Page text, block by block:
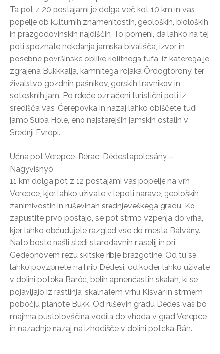
Ta pot z 20 postajami je dolga več kot 10 km in vas
popelje ob kulturnih znamenitostih, geoloških, bioloških
in prazgodovinskih najdiščih. To pomeni, da lahko na tej
poti spoznate nekdanja jamska bivališča, izvor in
posebne površinske oblike riolitnega tufa, iz katerega je
zgrajena Bükkkalja, kamnitega rojaka Ördögtorony, ter
živalstvo gozdnih pašnikov, gorskih travnikov in
sotesknih jam. Po rdeče označeni turistični poti iz
središča vasi Čerepovka in nazaj lahko obiščete tudi
jamo Suba Hole, eno najstarejših jamskih ostalin v
Srednji Evropi.
Učna pot Verepce-Bérac, Dédestapolcsány –
Nagyvisnyó
11 km dolga pot z 12 postajami vas popelje na vrh
Verepce, kjer lahko uživate v lepoti narave, geoloških
zanimivostih in ruševinah srednjeveškega gradu. Ko
zapustite prvo postajo, se pot strmo vzpenja do vrha,
kjer lahko občudujete razgled vse do mesta Bálvány.
Nato boste našli sledi starodavnih naselij in pri
Gedeonovem rezu skitske ribje brazgotine. Od tu se
lahko povzpnete na hrib Dédesi, od koder lahko uživate
v dolini potoka Baróc, belih apnenčastih skalah, ki se
pojavljajo iz rastlinja, skalnatem vrhu Kisvár in strmem
pobočju planote Bükk. Od ruševin gradu Dedes vas bo
majhna pustolovščina vodila do vhoda v grad Verepce
in nazadnje nazaj na izhodišče v dolini potoka Bán.